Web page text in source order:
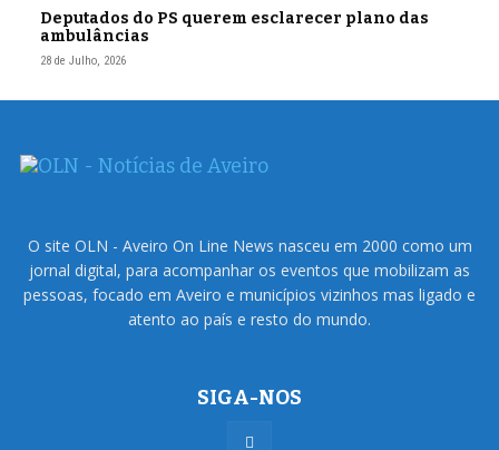
Deputados do PS querem esclarecer plano das
ambulâncias
28 de Julho, 2026
O site OLN - Aveiro On Line News nasceu em 2000 como um
jornal digital, para acompanhar os eventos que mobilizam as
pessoas, focado em Aveiro e municípios vizinhos mas ligado e
atento ao país e resto do mundo.
SIGA-NOS